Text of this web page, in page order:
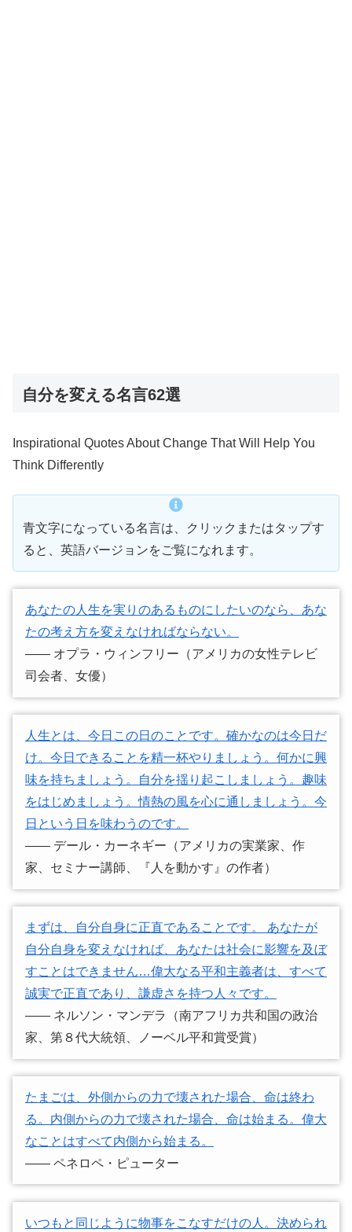
自分を変える名言62選
Inspirational Quotes About Change That Will Help You
Think Differently
青文字になっている名言は、クリックまたはタップす
ると、英語バージョンをご覧になれます。
あなたの人生を実りのあるものにしたいのなら、あな
たの考え方を変えなければならない。
―― オプラ・ウィンフリー（アメリカの女性テレビ
司会者、女優）
人生とは、今日この日のことです。確かなのは今日だ
け。今日できることを精一杯やりましょう。何かに興
味を持ちましょう。自分を揺り起こしましょう。趣味
をはじめましょう。情熱の風を心に通しましょう。今
日という日を味わうのです。
―― デール・カーネギー（アメリカの実業家、作
家、セミナー講師、『人を動かす』の作者）
まずは、自分自身に正直であることです。 あなたが
自分自身を変えなければ、あなたは社会に影響を及ぼ
すことはできません…偉大なる平和主義者は、すべて
誠実で正直であり、謙虚さを持つ人々です。
―― ネルソン・マンデラ（南アフリカ共和国の政治
家、第８代大統領、ノーベル平和賞受賞）
たまごは、外側からの力で壊された場合、命は終わ
る。内側からの力で壊された場合、命は始まる。偉大
なことはすべて内側から始まる。
―― ペネロペ・ピューター
いつもと同じように物事をこなすだけの人。決められ